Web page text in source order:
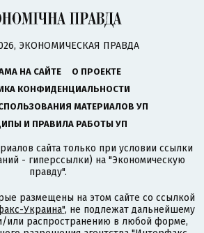
ЭКОНОМИЧЕСКАЯ ПРАВДА
НА САЙТЕ
О ПРОЕКТЕ
КОНФИДЕНЦИАЛЬНОСТИ
МАТЕРИАЛОВ УП
И ПРАВИЛА РАБОТЫ УП
сайта только при условии ссылки
- гиперссылки) на "Экономическую
правду".
размещены на этом сайте со ссылкой
Украина", не подлежат дальнейшему
или распространению в любой форме,